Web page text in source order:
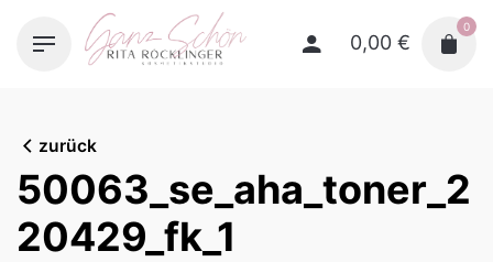
0,00 €
0
zurück
50063_se_aha_toner_2
20429_fk_1